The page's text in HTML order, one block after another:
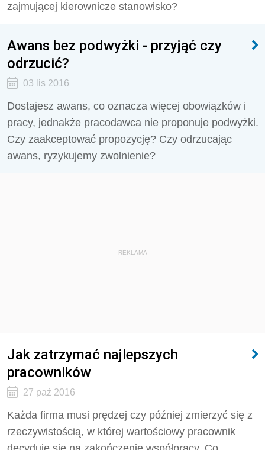
zajmującej kierownicze stanowisko?
Awans bez podwyżki - przyjąć czy
odrzucić?
03 lis 2016
Dostajesz awans, co oznacza więcej obowiązków i
pracy, jednakże pracodawca nie proponuje podwyżki.
Czy zaakceptować propozycję? Czy odrzucając
awans, ryzykujemy zwolnienie?
REKLAMA
Jak zatrzymać najlepszych
pracowników
27 paź 2016
Każda firma musi prędzej czy później zmierzyć się z
rzeczywistością, w której wartościowy pracownik